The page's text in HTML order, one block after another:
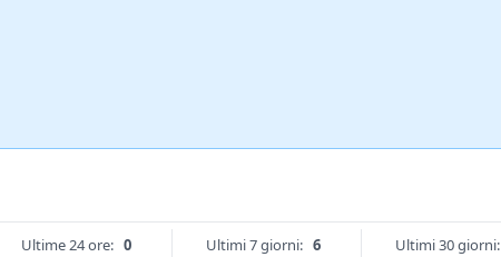
Ultime 24 ore: 0 Ultimi 7 giorni: 6 Ultimi 30 giorni: